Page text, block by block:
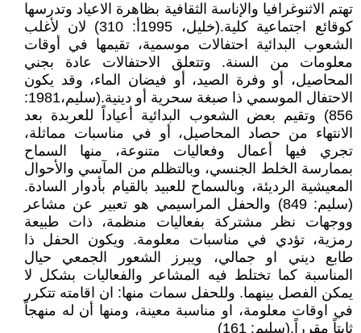
تهتم الاثنوغرافيا والإناسة الثقافية بظاهرة الاعياد وتدرسها
كوقائع اجتماعية كلية.(خليل، 1995أ: 310) لان لأغلب
الشعوب البدائية احتفالات موسمية، تقيمها في أوقات
معلومات من السنة. وتتعلق الاحتفالات عادة بجني
المحاصيل، أو وفرة الصيد، أو فيضان الماء، وقد يكون
الاحتفال الموسمي ذا صبغة سحرية أو دينية.(سليم،1981:
856) وتقيم بعض الشعوب البدائية أعياداً للعربدة بعد
الانتهاء من حصاد المحاصيل، أو في مناسبات مماثلة،
تجري فيها أعمال وفعاليات متنوعة، منها السماح
بممارسة الخلط الجنسي، وبالتظلم من المآسي والأحوال
المعيشية الرديئة، وبالسماح للعبيد بالقيام بأدوار السادة.
(سليم: 849) والحفل المراسيمي هو تعبير عن مشاعر
ووجهات نظر مشتركة بفعاليات منظمة، ذات طبيعة
رمزية، تؤدي في مناسبات معلومة. ويكون الحفل ذا
طابع ديني او جمالي، ويبرز الشعور الجمعي حيال
المناسبة كما تختلط فيه المشاعر والفعاليات بشكل لا
يمكن الفصل بينهما. وللحفل سمات منها: ان اقامته تتكرر
في اوقات معلومة، او مناسبة معينة، ومنها أن له منهجاً
ثابتاً مقرراً.(سليم: 161)